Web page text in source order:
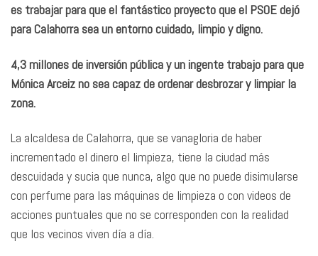
es trabajar para que el fantástico proyecto que el PSOE dejó
para Calahorra sea un entorno cuidado, limpio y digno.
4,3 millones de inversión pública y un ingente trabajo para que
Mónica Arceiz no sea capaz de ordenar desbrozar y limpiar la
zona.
La alcaldesa de Calahorra, que se vanagloria de haber
incrementado el dinero el limpieza, tiene la ciudad más
descuidada y sucia que nunca, algo que no puede disimularse
con perfume para las máquinas de limpieza o con videos de
acciones puntuales que no se corresponden con la realidad
que los vecinos viven día a día.